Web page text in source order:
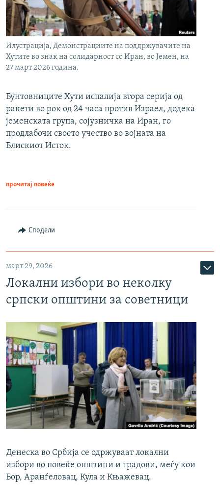
Илустрација, Демонстрациите на поддржувачите на
Хутите во знак на солидарност со Иран, во Јемен, на
27 март 2026 година.
Бунтовниците Хути испалија втора серија од
ракети во рок од 24 часа против Израел, додека
јеменската група, сојузничка на Иран, го
продлабочи своето учество во војната на
Блискиот Исток.
прочитај повеќе
Сподели
март 29, 2026
Локални избори во неколку
српски општини за советници
Денеска во Србија се одржуваат локални
избори во повеќе општини и градови, меѓу кои
Бор, Аранѓеловац, Кула и Књажевац.